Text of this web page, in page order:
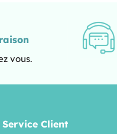
vous.
Service Client